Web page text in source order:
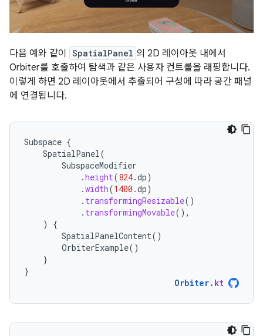
다음 예와 같이 SpatialPanel 의 2D 레이아웃 내에서
Orbiter를 호출하여 탐색과 같은 사용자 컨트롤을 래핑합니다.
이렇게 하면 2D 레이아웃에서 추출되어 구성에 따라 공간 패널
에 연결됩니다.
Subspace {
SpatialPanel (
SubspaceModifier
.height(824.dp)
.width(1400.dp)
. transformingResizable()
. transformingMovable(),
)
{
SpatialPanelContent()
OrbiterExample()
}
}
Orbiter. kt